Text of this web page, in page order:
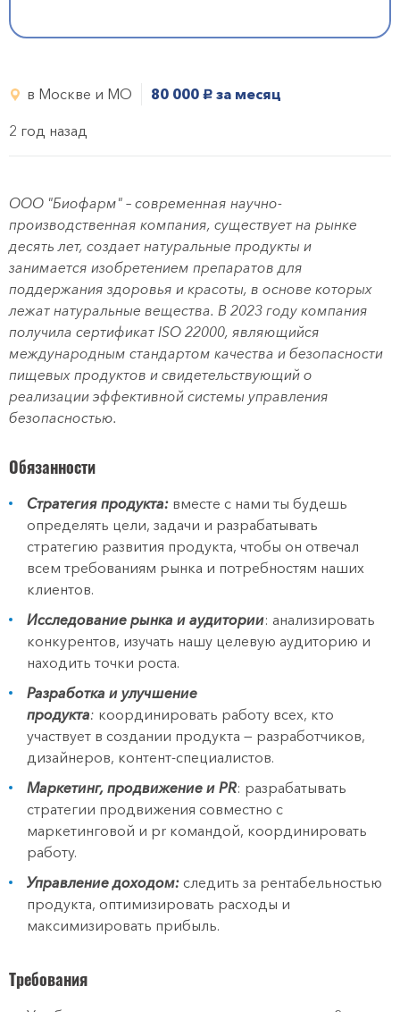
в Москве и МО 80 000 руб. за месяц
2 год назад
ООО "Биофарм" – современная научно-
производственная компания, существует на рынке
десять лет, создает натуральные продукты и
занимается изобретением препаратов для
поддержания здоровья и красоты, в основе которых
лежат натуральные вещества. В 2023 году компания
получила сертификат ISO 22000, являющийся
международным стандартом качества и безопасности
пищевых продуктов и свидетельствующий о
реализации эффективной системы управления
безопасностью.
Обязанности
Стратегия продукта: вместе с нами ты будешь
определять цели, задачи и разрабатывать
стратегию развития продукта, чтобы он отвечал
всем требованиям рынка и потребностям наших
клиентов.
Исследование рынка и аудитории: анализировать
конкурентов, изучать нашу целевую аудиторию и
находить точки роста.
Разработка и улучшение
продукта: координировать работу всех, кто
участвует в создании продукта — разработчиков,
дизайнеров, контент-специалистов.
Маркетинг, продвижение и PR: разрабатывать
стратегии продвижения совместно с
маркетинговой и pr командой, координировать
работу.
Управление доходом: следить за рентабельностью
продукта, оптимизировать расходы и
максимизировать прибыль.
Требования